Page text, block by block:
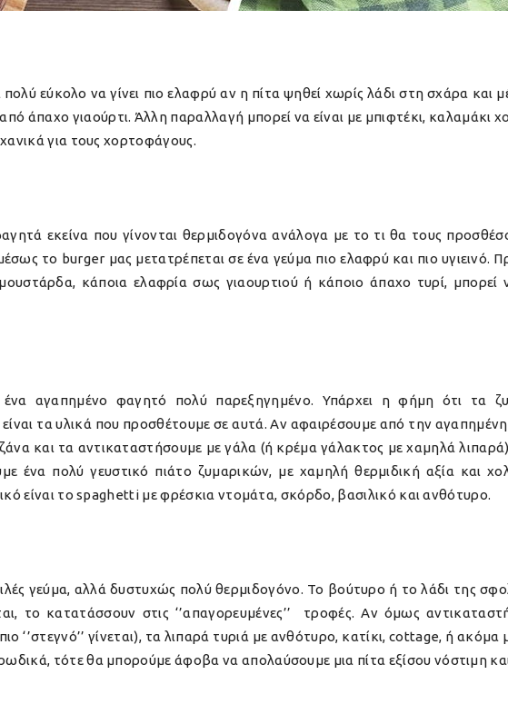
εύκολο να γίνει πιο ελαφρύ αν η πίτα ψηθεί χωρίς λάδι στη σχάρα
άπαχο γιαούρτι. Άλλη παραλλαγή μπορεί να είναι με μπιφτέκι, καλαμάκι
για τους χορτοφάγους.
εκείνα που γίνονται θερμιδογόνα ανάλογα με το τι θα τους
το burger μας μετατρέπεται σε ένα γεύμα πιο ελαφρύ και πιο
κάποια ελαφρία σως γιαουρτιού ή κάποιο άπαχο τυρί, μπορεί
ένα αγαπημένο φαγητό πολύ παρεξηγημένο. Υπάρχει η φήμη ότι τα
είναι τα υλικά που προσθέτουμε σε αυτά. Αν αφαιρέσουμε από την
και τα αντικαταστήσουμε με γάλα (ή κρέμα γάλακτος με χαμηλά
ένα πολύ γευστικό πιάτο ζυμαρικών, με χαμηλή θερμιδική αξία και
είναι το spaghetti με φρέσκια ντομάτα, σκόρδο, βασιλικό και ανθότυρο.
γεύμα, αλλά δυστυχώς πολύ θερμιδογόνο. Το βούτυρο ή το λάδι της
το κατατάσσουν στις ‘’απαγορευμένες’’ τροφές. Αν όμως
‘’στεγνό’’ γίνεται), τα λιπαρά τυριά με ανθότυρο, κατίκι, cottage, ή
τότε θα μπορούμε άφοβα να απολαύσουμε μια πίτα εξίσου νόστιμη και